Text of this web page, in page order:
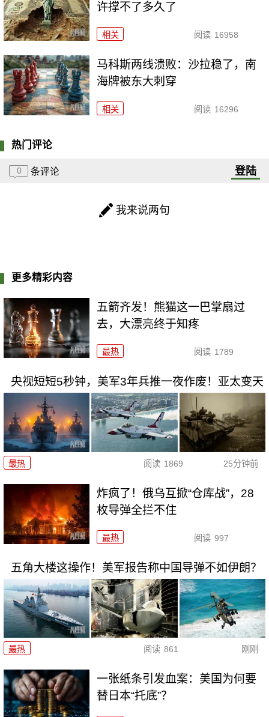
许撑不了多久了
相关 阅读 16958
马科斯两线溃败：沙拉稳了，南
海牌被东大刺穿
相关 阅读 16296
热门评论
0 条评论 登陆
我来说两句
更多精彩内容
五箭齐发！熊猫这一巴掌扇过
去，大漂亮终于知疼
最热 阅读 1789
央视短短5秒钟，美军3年兵推一夜作废！亚太变天
最热 阅读 1869 25分钟前
炸疯了！俄乌互掀“仓库战”，28
枚导弹全拦不住
最热 阅读 997
五角大楼这操作！美军报告称中国导弹不如伊朗？
最热 阅读 861 刚刚
一张纸条引发血案：美国为何要
替日本“托底”？